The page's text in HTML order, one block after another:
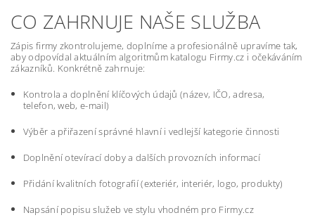
CO ZAHRNUJE NAŠE SLUŽBA
Zápis firmy zkontrolujeme, doplníme a profesionálně upravíme tak,
aby odpovídal aktuálním algoritmům katalogu Firmy.cz i očekáváním
zákazníků. Konkrétně zahrnuje:
Kontrola a doplnění klíčových údajů (název, IČO, adresa,
telefon, web, e-mail)
Výběr a přiřazení správné hlavní i vedlejší kategorie činnosti
Doplnění otevírací doby a dalších provozních informací
Přidání kvalitních fotografií (exteriér, interiér, logo, produkty)
Napsání popisu služeb ve stylu vhodném pro Firmy.cz